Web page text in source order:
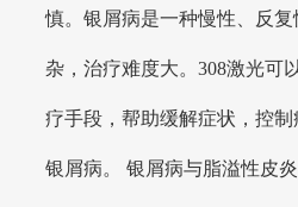
慎。银屑病是一种慢性、反
杂，治疗难度大。308激光可
疗手段，帮助缓解症状，控
银屑病。 银屑病与脂溢性皮